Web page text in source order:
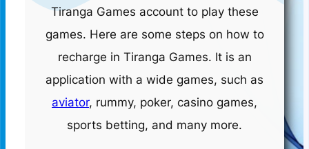
Tiranga Games account to play these
games. Here are some steps on how to
recharge in Tiranga Games. It is an
application with a wide games, such as
aviator, rummy, poker, casino games,
sports betting, and many more.